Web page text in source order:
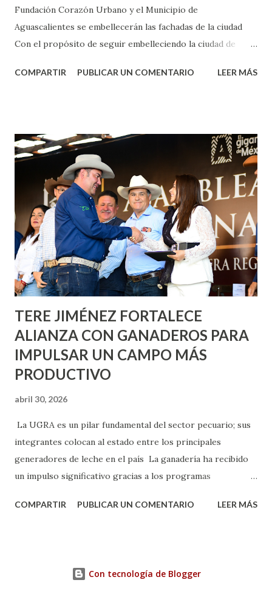
Fundación Corazón Urbano y el Municipio de
Aguascalientes se embellecerán las fachadas de la ciudad
Con el propósito de seguir embelleciendo la ciudad de
municipal, Leo Montañez dio inicio al programa
Corazón Urbano y el Municipio capital. Leo Montañez
informó que en este programa se usarán cerca de 90 mil
metros cuadrados de pintura, para dar inicio en la calle
Nieto, entre Jesús F. Elizondo y la calle 22 de Octubre, con
lo que se aplicará pintura en 66 casas. Posteriormente se
llevará este programa a Villas de Nuestra Señora de la
Asunción, Avenida Alameda y Decreto 27 de Septiembre, en
los edificios FOVISSSTE Ojo de Agua, en la comunidad
Norias de Paso Hondo y en los edificios de...
COMPARTIR PUBLICAR UN COMENTARIO LEER MÁS
TERE JIMÉNEZ FORTALECE
ALIANZA CON GANADEROS PARA
IMPULSAR UN CAMPO MÁS
PRODUCTIVO
abril 30, 2026
La UGRA es un pilar fundamental del sector pecuario; sus
integrantes colocan al estado entre los principales
generadores de leche en el país La ganadería ha recibido
un impulso significativo gracias a los programas
muestra de su respaldo firme y decidido al campo, la
compromiso de trabajar de la mano con los productores
COMPARTIR PUBLICAR UN COMENTARIO LEER MÁS
Con tecnología de Blogger